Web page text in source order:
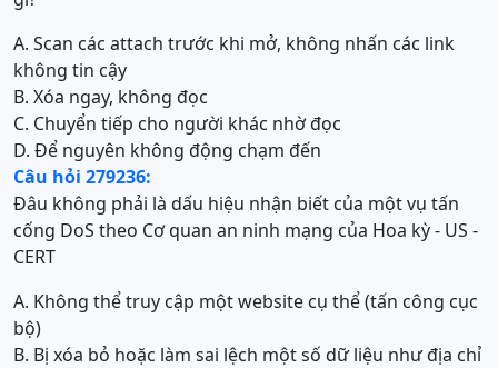
A. Scan các attach trước khi mở, không nhấn các link
không tin cậy
B. Xóa ngay, không đọc
C. Chuyển tiếp cho người khác nhờ đọc
D. Để nguyên không động chạm đến
Câu hỏi 279236:
Đâu không phải là dấu hiệu nhận biết của một vụ tấn
cống DoS theo Cơ quan an ninh mạng của Hoa kỳ - US -
CERT
A. Không thể truy cập một website cụ thể (tấn công cục
bộ)
B. Bị xóa bỏ hoặc làm sai lệch một số dữ liệu như địa chỉ